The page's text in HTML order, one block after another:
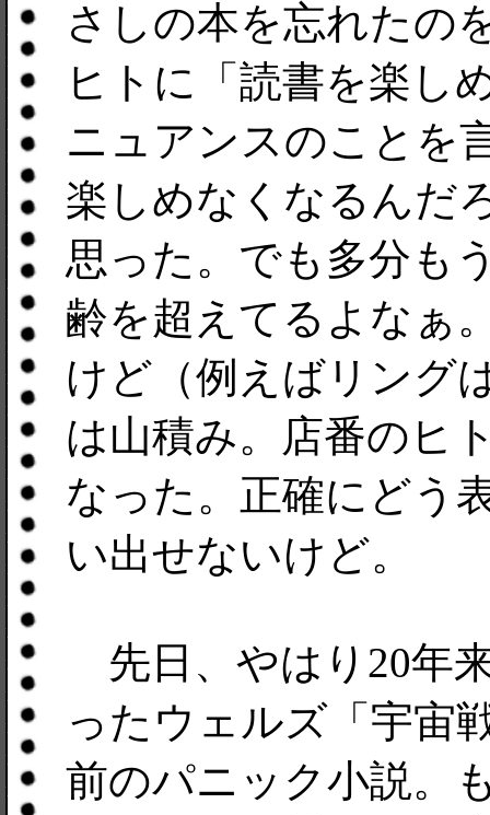
さしの本を忘れたの
ヒトに「読書を楽し
ニュアンスのことを
楽しめなくなるんだ
思った。でも多分も
齢を超えてるよなぁ
けど（例えばリング
は山積み。店番のヒ
なった。正確にどう
い出せないけど。
先日、やはり20年
ったウェルズ「宇宙
前のパニック小説。